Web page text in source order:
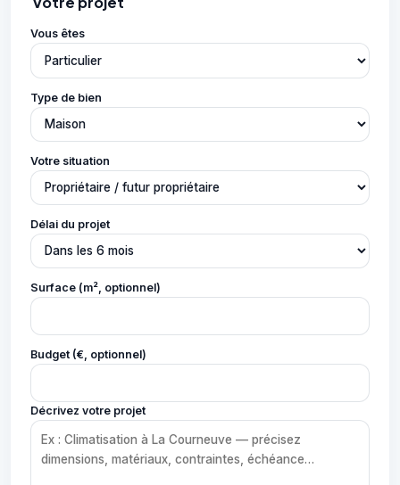
Vous êtes
Type de bien
Votre situation
Délai du projet
Surface (m², optionnel)
Budget (€, optionnel)
Décrivez votre projet